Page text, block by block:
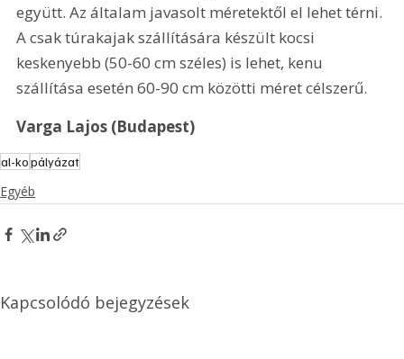
együtt. Az általam javasolt méretektől el lehet térni.
A csak túrakajak szállítására készült kocsi
keskenyebb (50-60 cm széles) is lehet, kenu
szállítása esetén 60-90 cm közötti méret célszerű.
Varga Lajos (Budapest)
al-kopályázat
Egyéb
Kapcsolódó bejegyzések